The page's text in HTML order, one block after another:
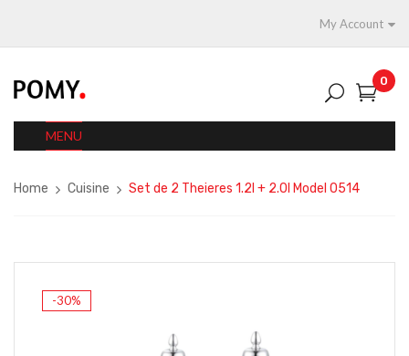
My Account
0
MENU
Home Cuisine Set de 2 Theieres 1.2l + 2.0l Model 0514
-30%